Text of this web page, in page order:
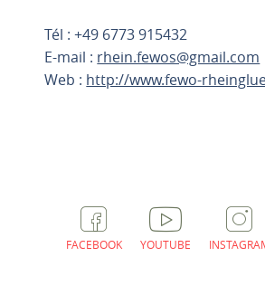
Tél : +49 6773 915432
E-mail : rhein.fewos@gmail.com
Web : http://www.fewo-
FACEBOOK YOUTUBE